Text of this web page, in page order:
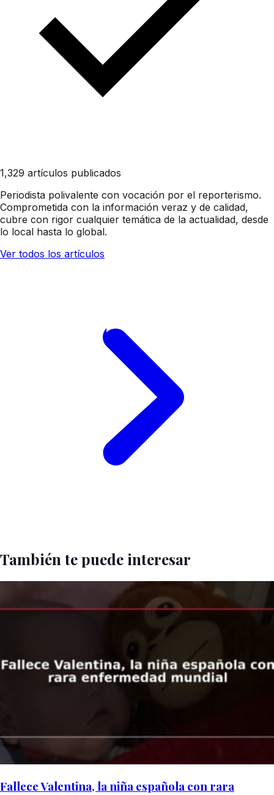
1,329 artículos publicados
Periodista polivalente con vocación por el reporterismo.
Comprometida con la información veraz y de calidad,
cubre con rigor cualquier temática de la actualidad, desde
lo local hasta lo global.
Ver todos los artículos
También te puede interesar
Fallece Valentina, la niña española con rara